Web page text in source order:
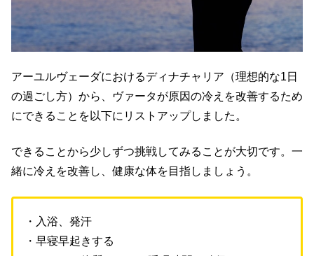
アーユルヴェーダにおけるディナチャリア（理想的な1日
の過ごし方）から、ヴァータが原因の冷えを改善するため
にできることを以下にリストアップしました。
できることから少しずつ挑戦してみることが大切です。一
緒に冷えを改善し、健康な体を目指しましょう。
・入浴、発汗
・早寝早起きする